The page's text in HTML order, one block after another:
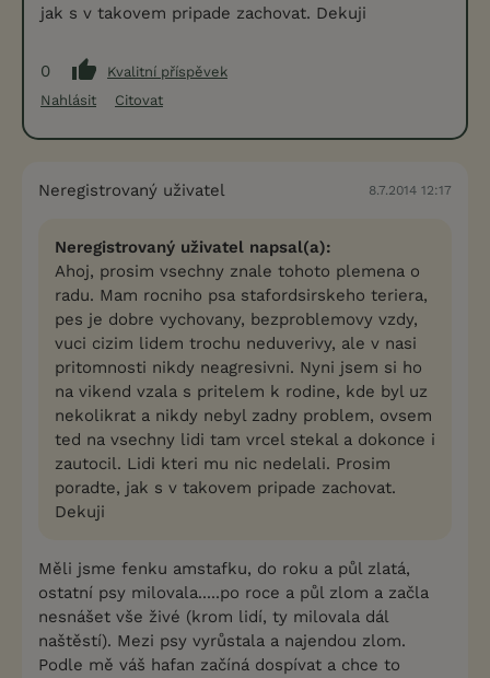
jak s v takovem pripade zachovat. Dekuji
0
Kvalitní příspěvek
Nahlásit
Citovat
Neregistrovaný uživatel 8.7.2014 12:17
Neregistrovaný uživatel napsal(a):
Ahoj, prosim vsechny znale tohoto plemena o
radu. Mam rocniho psa stafordsirskeho teriera,
pes je dobre vychovany, bezproblemovy vzdy,
vuci cizim lidem trochu neduverivy, ale v nasi
pritomnosti nikdy neagresivni. Nyni jsem si ho
na vikend vzala s pritelem k rodine, kde byl uz
nekolikrat a nikdy nebyl zadny problem, ovsem
ted na vsechny lidi tam vrcel stekal a dokonce i
zautocil. Lidi kteri mu nic nedelali. Prosim
poradte, jak s v takovem pripade zachovat.
Dekuji
Měli jsme fenku amstafku, do roku a půl zlatá,
ostatní psy milovala.....po roce a půl zlom a začla
nesnášet vše živé (krom lidí, ty milovala dál
naštěstí). Mezi psy vyrůstala a najendou zlom.
Podle mě váš hafan začíná dospívat a chce to